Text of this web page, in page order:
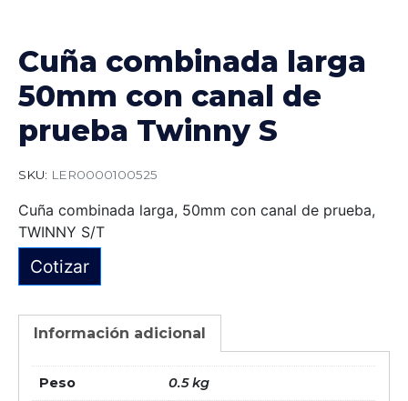
Cuña combinada larga
50mm con canal de
prueba Twinny S
SKU: LER0000100525
Cuña combinada larga, 50mm con canal de prueba,
TWINNY S/T
Cotizar
Información adicional
Peso 0.5 kg